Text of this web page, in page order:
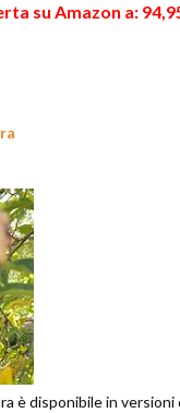
su Amazon a:
è disponibile in versioni